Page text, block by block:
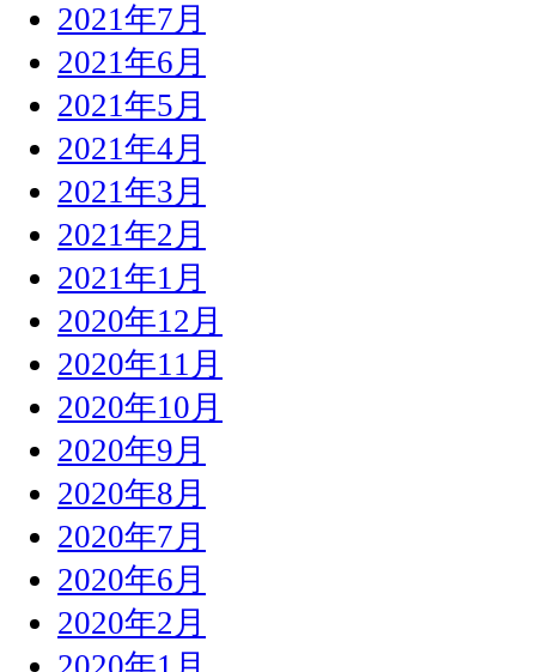
2021年7月
2021年6月
2021年5月
2021年4月
2021年3月
2021年2月
2021年1月
2020年12月
2020年11月
2020年10月
2020年9月
2020年8月
2020年7月
2020年6月
2020年2月